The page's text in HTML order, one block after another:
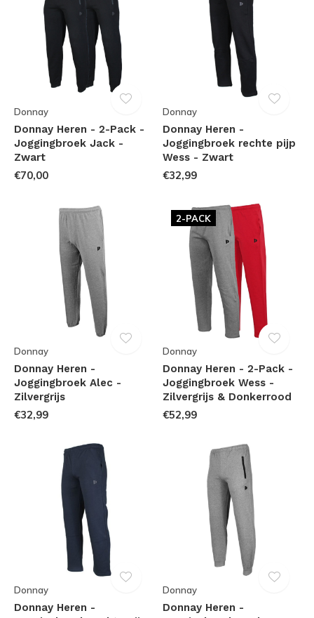
Donnay
Donnay Heren - 2-Pack -
Joggingbroek Jack -
Zwart
€70,00
Donnay
Donnay Heren -
Joggingbroek rechte pijp
Wess - Zwart
€32,99
Donnay
Donnay Heren -
Joggingbroek Alec -
Zilvergrijs
€32,99
2-PACK
Donnay
Donnay Heren - 2-Pack -
Joggingbroek Wess -
Zilvergrijs & Donkerrood
€52,99
Donnay
Donnay Heren -
Donnay
Donnay Heren -